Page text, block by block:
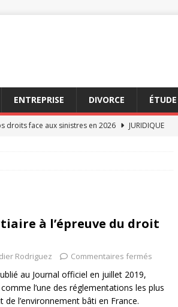
ENTREPRISE DIVORCE
droits face aux sinistres en 2026
JURIDIQUE
impact sur les décisions judiciaires DROIT
à l’épreuve du droit
Rodriguez Commentaires fermés
au Journal officiel en juillet 2019,
comme l’une des réglementations les plus
l’environnement bâti en France.